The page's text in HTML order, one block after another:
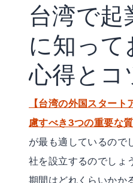
台湾で起
に知って
心得とコ
【台湾の外国スター
慮すべき3つの重要な
が最も適しているので
社を設立するのでしょ
期間はどれくらいかか